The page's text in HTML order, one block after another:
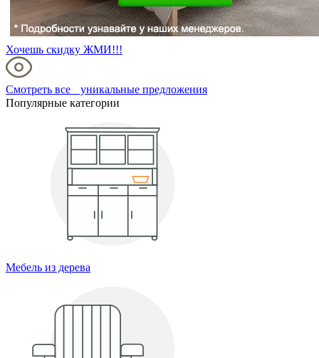
Хочешь скидку ЖМИ!!!
Смотреть все уникальные предложения
Популярные категории
Мебель из дерева